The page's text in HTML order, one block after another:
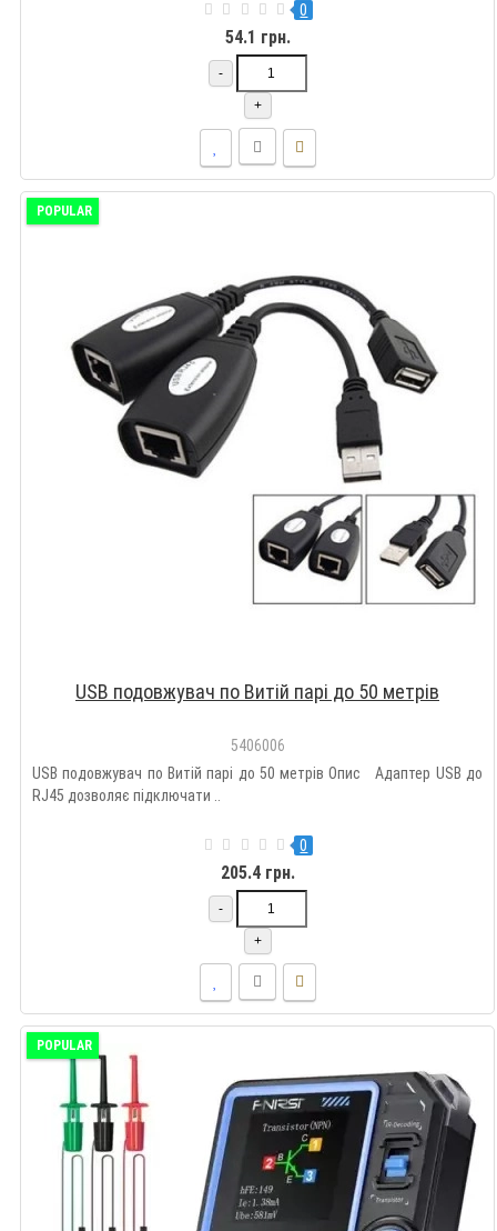
0
54.1 грн.
-
+
POPULAR
USB подовжувач по Витій парі до 50 метрів
5406006
USB подовжувач по Витій парі до 50 метрів Опис Адаптер USB до
RJ45 дозволяє підключати ..
0
205.4 грн.
-
+
POPULAR